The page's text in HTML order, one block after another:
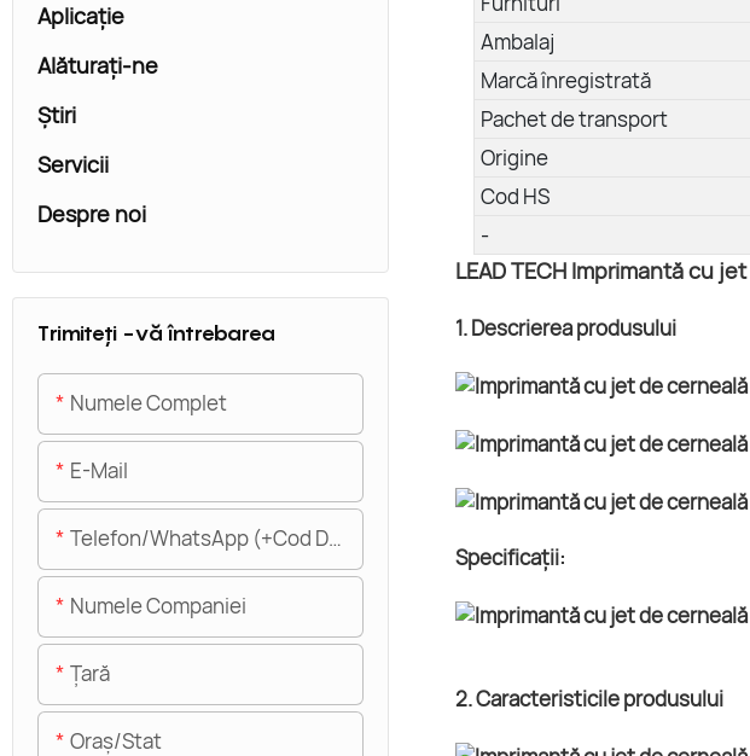
Ambalaj
Marcă înregistrată
Pachet de transport
Origine
Cod HS
-
LEAD TECH Imprimantă cu
1. Descrierea produsului
Specificații:
2. Caracteristicile produsului
Aplicație
Alăturaţi-ne
Ştiri
Servicii
Despre noi
Trimiteți -vă întrebarea
Numele Complet
E-Mail
Telefon/WhatsApp (+Cod De Zonă)
Numele Companiei
Ţară
Oraș/stat